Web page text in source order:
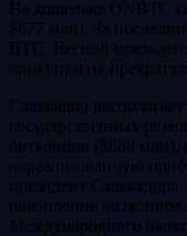
На кошельке ONBTC
$677 млн). За
BTC. Весной
«покупки не
Сальвадор
государственных
биткоинов ($688 млн),
нереализованную
президент Сальвадора
накопление
Международного